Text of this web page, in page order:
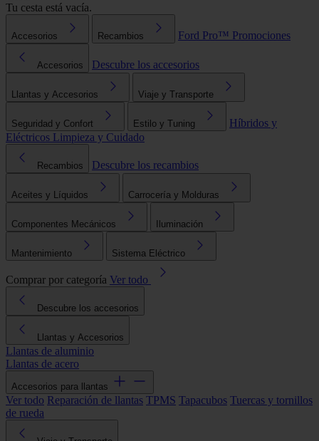
Tu cesta está vacía.
Accesorios Recambios Ford Pro™ Promociones
Accesorios Descubre los accesorios
Llantas y Accesorios Viaje y Transporte
Seguridad y Confort Estilo y Tuning
Híbridos y
Eléctricos Limpieza y Cuidado
Recambios Descubre los recambios
Aceites y Líquidos Carrocería y Molduras
Componentes Mecánicos Iluminación
Mantenimiento Sistema Eléctrico
Comprar por categoría Ver todo
Descubre los accesorios
Llantas y Accesorios
Llantas de aluminio
Llantas de acero
Accesorios para llantas
Ver todo Reparación de llantas TPMS Tapacubos Tuercas y tornillos
de rueda